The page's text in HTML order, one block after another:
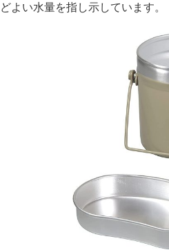
よい水量を指し示しています。